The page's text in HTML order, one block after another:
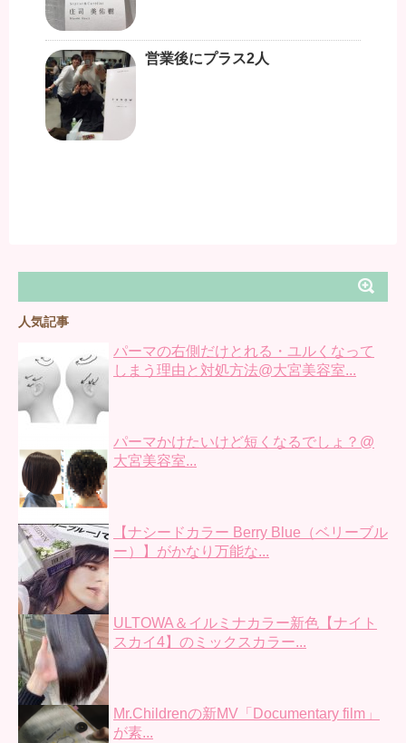
営業後にプラス2人
人気記事
パーマの右側だけとれる・ユルくなって
しまう理由と対処方法@大宮美容室...
パーマかけたいけど短くなるでしょ？@
大宮美容室...
【ナシードカラー Berry Blue（ベリーブル
ー）】がかなり万能な...
ULTOWA＆イルミナカラー新色【ナイト
スカイ4】のミックスカラー...
Mr.Childrenの新MV「Documentary film」
が素...